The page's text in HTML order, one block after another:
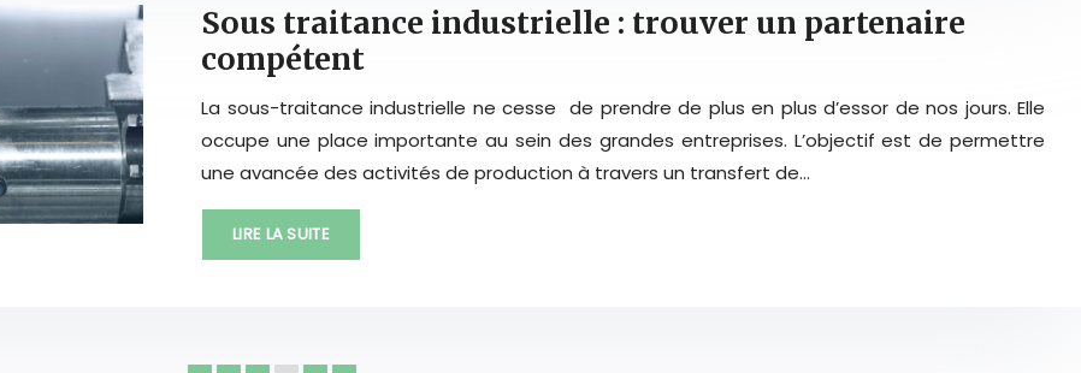
Sous traitance industrielle : trouver un partenaire
compétent
La sous-traitance industrielle ne cesse de prendre de plus en plus d’essor de nos jours. Elle
occupe une place importante au sein des grandes entreprises. L’objectif est de permettre
une avancée des activités de production à travers un transfert de…
LIRE LA SUITE